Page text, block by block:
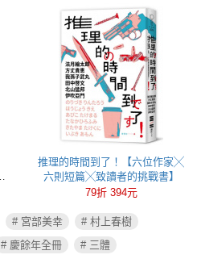
推理的時間到了！【六位作家╳
六則短篇╳致讀者的挑戰書】
79折 394元
# 宮部美幸
# 村上春樹
# 慶餘年全冊 # 三體